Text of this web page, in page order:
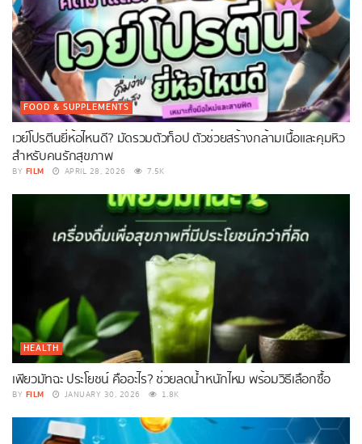
FOOD & SUPPLEMENTS
เวย์โปรตีนยี่ห้อไหนดี? มัดรวมตัวท็อป ตัวช่วยสร้างกล้ามเนื้อและคุมหิว
สำหรับคนรักสุขภาพ
BY FILM APRIL 28, 2026 7.5K
HEALTH
เพียวมัทฉะ ประโยชน์ คืออะไร? ช่วยลดน้ำหนักไหม พร้อมวิธีเลือกซื้อ
BY FILM JANUARY 30, 2026 1.8K